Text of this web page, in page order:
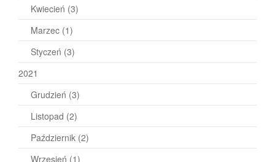
Kwiecień (3)
Marzec (1)
Styczeń (3)
2021
Grudzień (3)
Listopad (2)
Październik (2)
Wrzesień (1)